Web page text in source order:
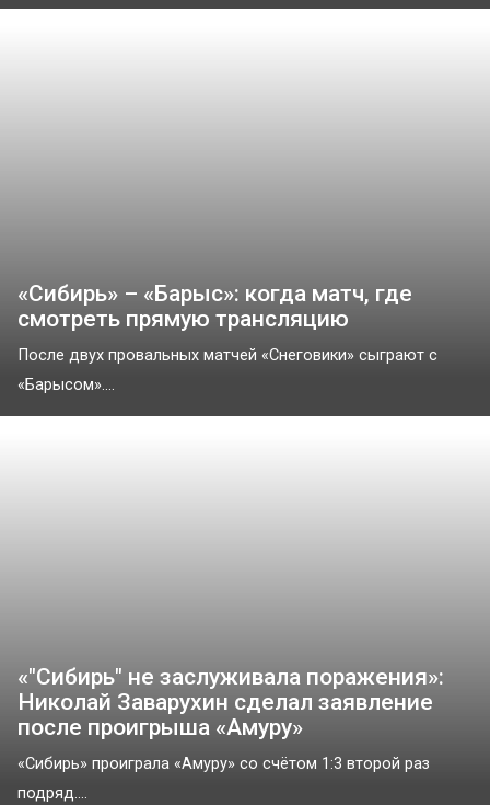
«Сибирь» – «Барыс»: когда матч, где
смотреть прямую трансляцию
После двух провальных матчей «Снеговики» сыграют с
«Барысом»....
«"Сибирь" не заслуживала поражения»:
Николай Заварухин сделал заявление
после проигрыша «Амуру»
«Сибирь» проиграла «Амуру» со счётом 1:3 второй раз
подряд....